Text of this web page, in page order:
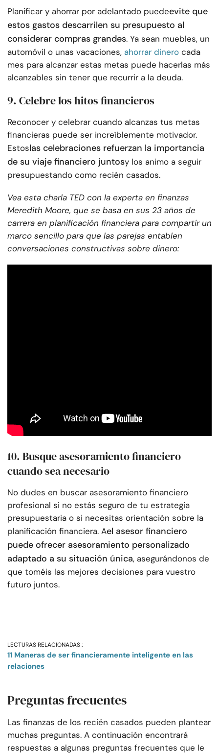
Planificar y ahorrar por adelantado puedeevite que
estos gastos descarrilen su presupuesto al
considerar compras grandes. Ya sean muebles, un
automóvil o unas vacaciones, ahorrar dinero cada
mes para alcanzar estas metas puede hacerlas más
alcanzables sin tener que recurrir a la deuda.
9. Celebre los hitos financieros
Reconocer y celebrar cuando alcanzas tus metas
financieras puede ser increíblemente motivador.
Estoslas celebraciones refuerzan la importancia
de su viaje financiero juntosy los animo a seguir
presupuestando como recién casados.
Vea esta charla TED con la experta en finanzas
Meredith Moore, que se basa en sus 23 años de
carrera en planificación financiera para compartir un
marco sencillo para que las parejas entablen
conversaciones constructivas sobre dinero:
10. Busque asesoramiento financiero
cuando sea necesario
No dudes en buscar asesoramiento financiero
profesional si no estás seguro de tu estrategia
presupuestaria o si necesitas orientación sobre la
planificación financiera. Ael asesor financiero
puede ofrecer asesoramiento personalizado
adaptado a su situación única, asegurándonos de
que toméis las mejores decisiones para vuestro
futuro juntos.
LECTURAS RELACIONADAS :
11 Maneras de ser financieramente inteligente en las
relaciones
Preguntas frecuentes
Las finanzas de los recién casados pueden plantear
muchas preguntas. A continuación encontrará
respuestas a algunas preguntas frecuentes que le